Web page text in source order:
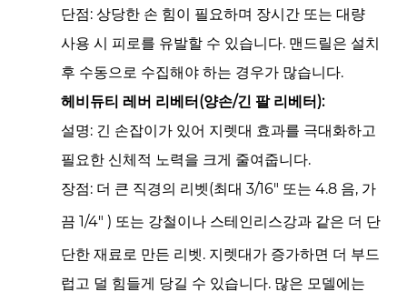
단점:상당한 손 힘이 필요하며 장시간 또는 대량
사용 시 피로를 유발할 수 있습니다. 맨드릴은 설치
후 수동으로 수집해야 하는 경우가 많습니다.
헤비듀티 레버 리베터(양손/긴 팔 리베터):
설명: 긴 손잡이가 있어 지렛대 효과를 극대화하고
필요한 신체적 노력을 크게 줄여줍니다.
장점: 더 큰 직경의 리벳(최대3/16" 또는4.8 음, 가
끔1/4") 또는 강철이나 스테인리스강과 같은 더 단
단한 재료로 만든 리벳. 지렛대가 증가하면 더 부드
럽고 덜 힘들게 당길 수 있습니다. 많은 모델에는